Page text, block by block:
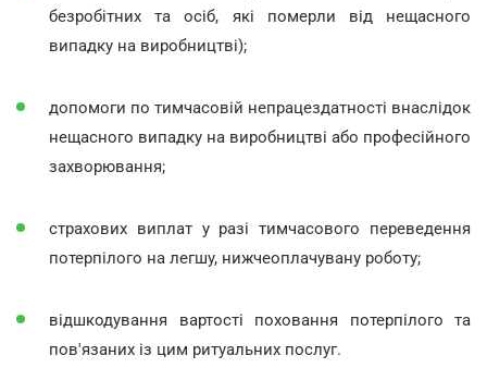
безробітних та осіб, які померли від нещасного
випадку на виробництві);
допомоги по тимчасовій непрацездатності внаслідок
нещасного випадку на виробництві або професійного
захворювання;
страхових виплат у разі тимчасового переведення
потерпілого на легшу, нижчеоплачувану роботу;
відшкодування вартості поховання потерпілого та
пов'язаних із цим ритуальних послуг.